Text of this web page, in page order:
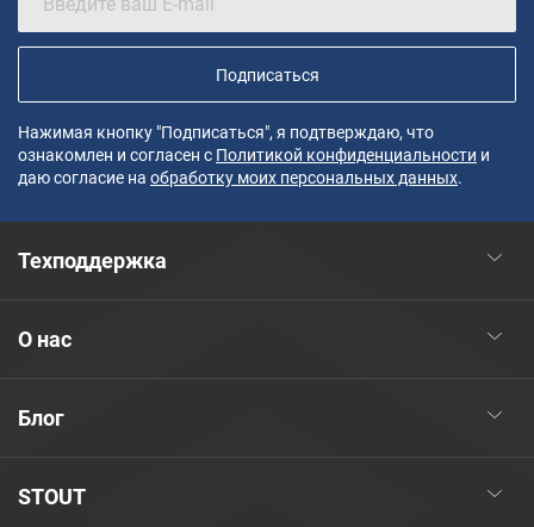
Подписаться
Нажимая кнопку "Подписаться", я подтверждаю, что
ознакомлен и согласен с Политикой конфиденциальности и
даю согласие на обработку моих персональных данных.
STOUT
Блог
О нас
Техподдержка